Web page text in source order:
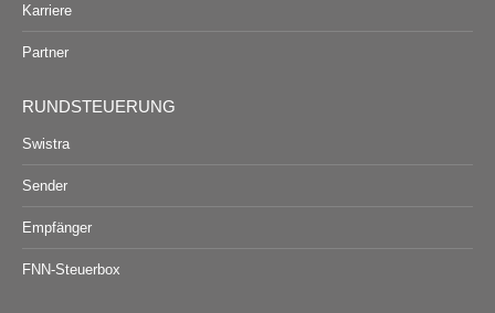
Karriere
Partner
RUNDSTEUERUNG
Swistra
Sender
Empfänger
FNN-Steuerbox